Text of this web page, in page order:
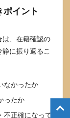
イント
は、在籍確認の
に振り返るこ
なかったか
ったか
不正確になって